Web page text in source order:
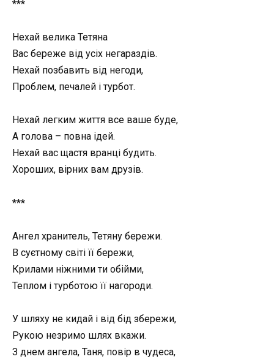
***
Нехай велика Тетяна
Вас береже від усіх негараздів.
Нехай позбавить від негоди,
Проблем, печалей і турбот.
Нехай легким життя все ваше буде,
А голова – повна ідей.
Нехай вас щастя вранці будить.
Хороших, вірних вам друзів.
***
Ангел хранитель, Тетяну бережи.
В суєтному світі її бережи,
Крилами ніжними ти обійми,
Теплом і турботою її нагороди.
У шляху не кидай і від бід збережи,
Рукою незримо шлях вкажи.
З днем ангела, Таня, повір в чудеса,